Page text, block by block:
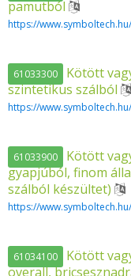
pamutból
https://
61033300 Kötött
szintetikus szálból
https://
61033900 Kötött
gyapjúból, finom
szálból készültet)
https://
61034100 Kötött
overall,